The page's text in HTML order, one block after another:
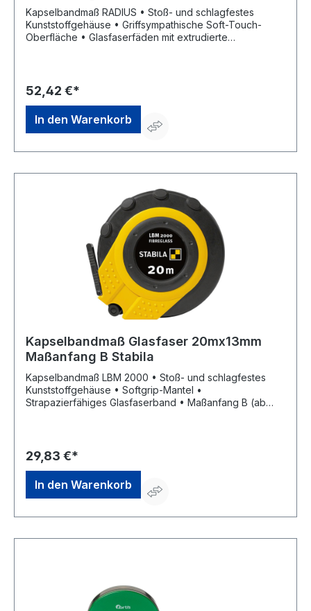
Kapselbandmaß RADIUS • Stoß- und schlagfestes
Kunststoffgehäuse • Griffsympathische Soft-Touch-
Oberfläche • Glasfaserfäden mit extrudierte
Rechts- auf Linkshänderbetrieb umgestellt werden •
Parkposition für Kurbelarm und Anfangsring • EG-
Genauigkeitsklasse II
52,42 €*
In den Warenkorb
Kapselbandmaß Glasfaser 20mx13mm
Maßanfang B Stabila
Kapselbandmaß LBM 2000 • Stoß- und schlagfestes
Kunststoffgehäuse • Softgrip-Mantel •
Strapazierfähiges Glasfaserband • Maßanfang B (ab
29,83 €*
In den Warenkorb